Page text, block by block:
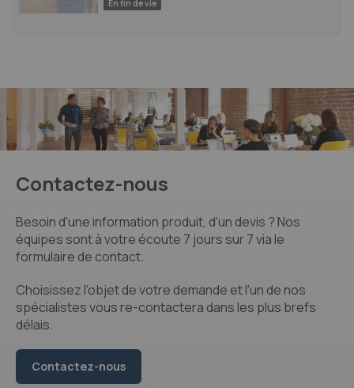
En fin de vie
Contactez-nous
Besoin d'une information produit, d'un devis ? Nos
équipes sont à votre écoute 7 jours sur 7 via le
formulaire de contact.
Choisissez l'objet de votre demande et l'un de nos
spécialistes vous re-contactera dans les plus brefs
délais.
Contactez-nous